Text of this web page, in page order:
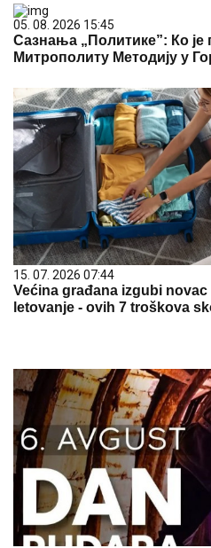
05. 08. 2026 15:45
Сазнања „Политике”: Ко је
Митрополиту Методију у
15. 07. 2026 07:44
Većina građana izgubi
letovanje - ovih 7 troškova